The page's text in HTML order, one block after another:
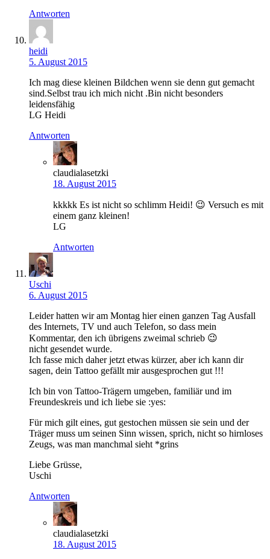
Antworten
heidi
5. August 2015
Ich mag diese kleinen Bildchen wenn sie denn gut gemacht
sind.Selbst trau ich mich nicht .Bin nicht besonders
leidensfähig
LG Heidi
Antworten
claudialasetzki
18. August 2015
kkkkk Es ist nicht so schlimm Heidi! 😉 Versuch es mit
einem ganz kleinen!
LG
Antworten
Uschi
6. August 2015
Leider hatten wir am Montag hier einen ganzen Tag Ausfall
des Internets, TV und auch Telefon, so dass mein
Kommentar, den ich übrigens zweimal schrieb 😉
nicht gesendet wurde.
Ich fasse mich daher jetzt etwas kürzer, aber ich kann dir
sagen, dein Tattoo gefällt mir ausgesprochen gut !!!
Ich bin von Tattoo-Trägern umgeben, familiär und im
Freundeskreis und ich liebe sie :yes:
Für mich gilt eines, gut gestochen müssen sie sein und der
Träger muss um seinen Sinn wissen, sprich, nicht so hirnloses
Zeugs, was man manchmal sieht *grins
Liebe Grüsse,
Uschi
Antworten
claudialasetzki
18. August 2015